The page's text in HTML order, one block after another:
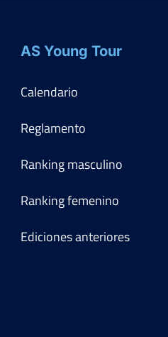
AS Young Tour
Calendario
Reglamento
Ranking masculino
Ranking femenino
Ediciones anteriores